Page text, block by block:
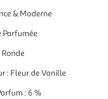
& Moderne
Parfumée
Ronde
: Fleur de Vanille
: 6 %